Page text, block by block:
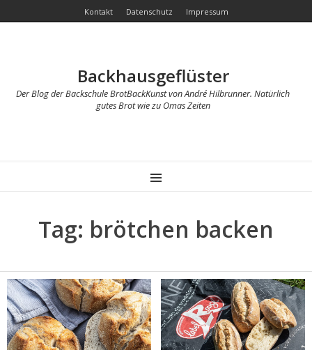
Kontakt Datenschutz Impressum
Backhausgeflüster
Der Blog der Backschule BrotBackKunst von André Hilbrunner. Natürlich
gutes Brot wie zu Omas Zeiten
MENU
Tag: brötchen backen